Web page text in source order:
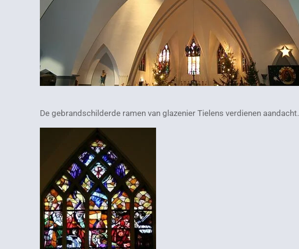
De gebrandschilderde ramen van glazenier Tielens verdienen aandacht.